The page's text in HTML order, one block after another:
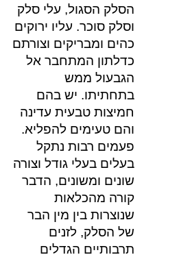
הסלק הסגול, עלי סלק
וסלק סוכר. עליו ירוקים
כהים ומבריקים וצורתם
כדלתון המתחבר אל
הגבעול ממש
בתחתיתו. יש בהם
חמיצות טבעית עדינה
והם טעימים להפליא.
פעמים רבות נתקל
בעלים בעלי גודל וצורה
שונים ומשונים, הדבר
קורה מהכלאות
שנוצרות בין מין הבר
של הסלק, לזנים
תרבותיים הגדלים